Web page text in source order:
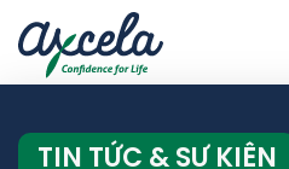
TIN TỨC & SỰ KIỆN